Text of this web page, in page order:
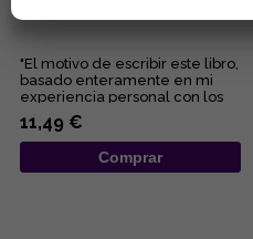
"El motivo de escribir este libro,
basado enteramente en mi
experiencia personal con los
Ángeles y los Seres d...
11,49 €
Comprar